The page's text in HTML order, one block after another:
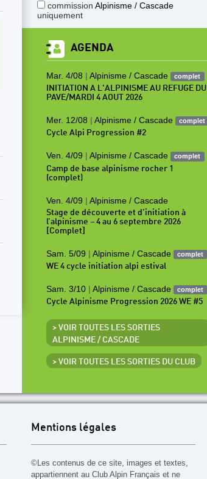
commission Alpinisme / Cascade
uniquement
AGENDA
Mar. 4/08 | Alpinisme / Cascade complet
INITIATION A L'ALPINISME AU REFUGE DU
PAVE/MARDI 4 AOUT 2026
Mer. 12/08 | Alpinisme / Cascade complet
Cycle Alpi Progression #2
Ven. 4/09 | Alpinisme / Cascade complet
Camp de base alpinisme rocher 1
(complet)
Ven. 4/09 | Alpinisme / Cascade
Stage de découverte et d’initiation à
l’alpinisme – 4 au 6 septembre 2026
[Complet]
Sam. 5/09 | Alpinisme / Cascade complet
WE 4 cycle initiation alpi estival
Sam. 3/10 | Alpinisme / Cascade complet
Cycle Alpinisme Progression 2026 WE #5
> VOIR TOUTES LES SORTIES
ALPINISME / CASCADE
> VOIR TOUTES LES SORTIES DU CLUB
Mentions légales
©Les contenus de ce site, images et textes,
appartiennent au Club Alpin Français et ne